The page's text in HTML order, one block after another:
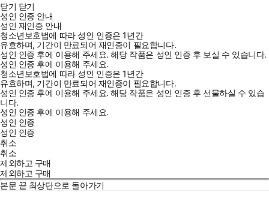
닫기 닫기
성인 인증 안내
성인 재인증 안내
청소년보호법에 따라 성인 인증은 1년간
유효하며, 기간이 만료되어 재인증이 필요합니다.
성인 인증 후에 이용해 주세요.해당 작품은 성인 인증 후 보실 수 있습니다.
성인 인증 후에 이용해 주세요.
청소년보호법에 따라 성인 인증은 1년간
유효하며, 기간이 만료되어 재인증이 필요합니다.
성인 인증 후에 이용해 주세요.해당 작품은 성인 인증 후 선물하실 수 있습
니다.
성인 인증 후에 이용해 주세요.
성인 인증
성인 인증
취소
취소
제외하고 구매
제외하고 구매
본문 끝 최상단으로 돌아가기